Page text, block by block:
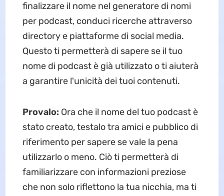
finalizzare il nome nel generatore di nomi
per podcast, conduci ricerche attraverso
directory e piattaforme di social media.
Questo ti permetterà di sapere se il tuo
nome di podcast è già utilizzato o ti aiuterà
a garantire l'unicità dei tuoi contenuti.
Provalo: Ora che il nome del tuo podcast è
stato creato, testalo tra amici e pubblico di
riferimento per sapere se vale la pena
utilizzarlo o meno. Ciò ti permetterà di
familiarizzare con informazioni preziose
che non solo riflettono la tua nicchia, ma ti